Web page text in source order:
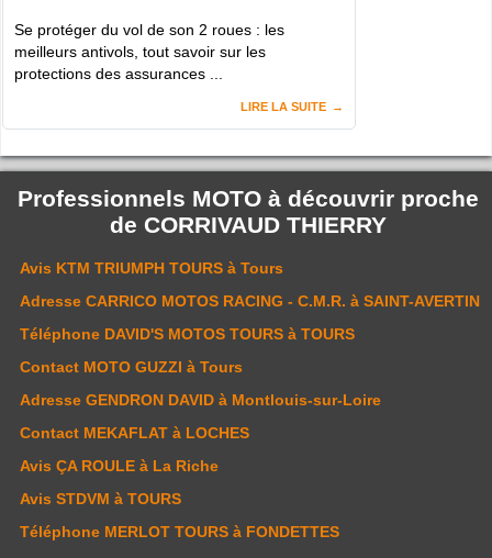
Se protéger du vol de son 2 roues : les
meilleurs antivols, tout savoir sur les
protections des assurances ...
LIRE LA SUITE
Professionnels MOTO à découvrir proche
de CORRIVAUD THIERRY
Avis KTM TRIUMPH TOURS à Tours
Adresse CARRICO MOTOS RACING - C.M.R. à SAINT-AVERTIN
Téléphone DAVID'S MOTOS TOURS à TOURS
Contact MOTO GUZZI à Tours
Adresse GENDRON DAVID à Montlouis-sur-Loire
Contact MEKAFLAT à LOCHES
Avis ÇA ROULE à La Riche
Avis STDVM à TOURS
Téléphone MERLOT TOURS à FONDETTES